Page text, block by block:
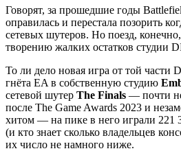
Говорят, за прошедшие годы
оправилась и перестала позорить
сетевых шутеров. Но поезд,
творению жалких остатков студии
То ли дело новая игра от той части
гнёта EA в собственную студию
сетевой шутер The Finals — почти
после The Game Awards 2023 и
хитом — на пике в него играли 221
(и кто знает сколько владельцев
их число не намного ниже.